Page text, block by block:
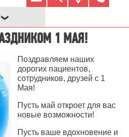
1 МАЯ!
Поздравляем наших
дорогих пациентов,
сотрудников, друзей с 1
Мая!
Пусть май откроет для вас
новые возможности!
Пусть ваше вдохновение и